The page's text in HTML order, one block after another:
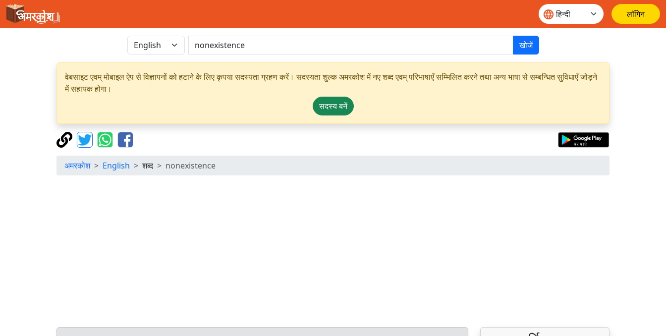
लॉगिन
खोजें
वेबसाइट एवम् मोबाइल ऐप से विज्ञापनों को हटाने के लिए कृपया सदस्यता ग्रहण करें। सदस्यता शुल्क अमरकोश में नए शब्द एवम् परिभाषाएँ सम्मिलित करने तथा अन्य भाषा से सम्बन्धित सुविधाएँ जोड़ने
में सहायक होगा।
सदस्य बनें
अमरकोश English शब्द nonexistence